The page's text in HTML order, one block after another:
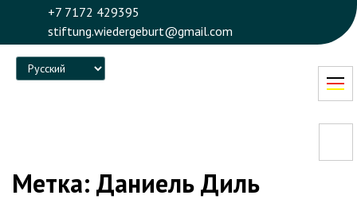
+7 7172 429395
stiftung.wiedergeburt@gmail.com
Language
Метка: Даниель Диль